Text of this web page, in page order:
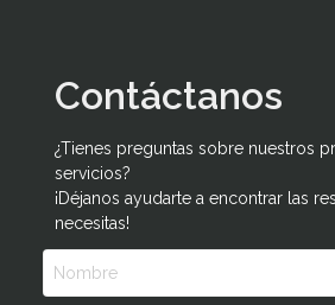
Contáctanos
¿Tienes preguntas sobre nuestros
servicios?
¡Déjanos ayudarte a encontrar las
necesitas!